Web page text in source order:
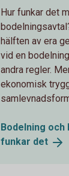
Hur funkar det
hälften av era
vid en
andra regler.
ekonomisk
Bodelning och
funkar det